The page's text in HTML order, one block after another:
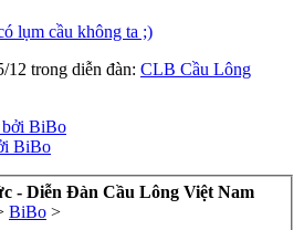
lụm cầu không ta ;)
12 trong diễn đàn: CLB Cầu Lông
bởi BiBo
BiBo
- Diễn Đàn Cầu Lông Việt Nam
BiBo >